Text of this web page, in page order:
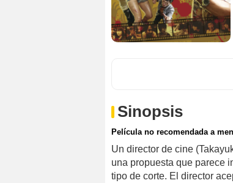
Sinopsis
Película no recomendada a
Un director de cine
una propuesta que parece
tipo de corte. El director